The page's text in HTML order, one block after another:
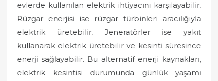
evlerde kullanılan elektrik ihtiyacını karşılayabilir.
Rüzgar enerjisi ise rüzgar türbinleri aracılığıyla
elektrik üretebilir. Jeneratörler ise yakıt
kullanarak elektrik üretebilir ve kesinti süresince
enerji sağlayabilir. Bu alternatif enerji kaynakları,
elektrik kesintisi durumunda günlük yaşamı